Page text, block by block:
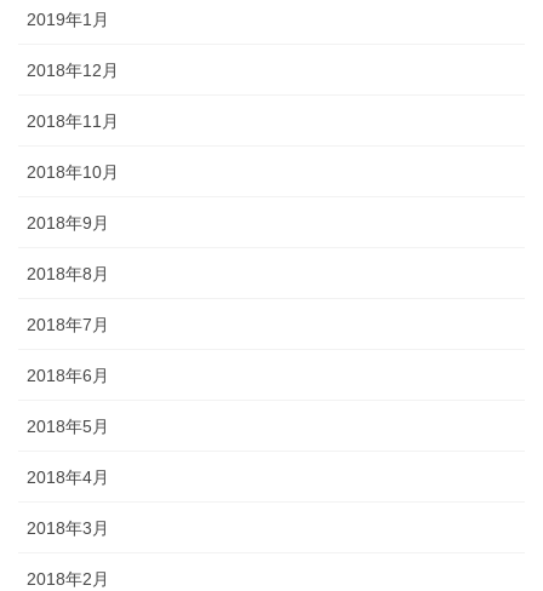
2019年1月
2018年12月
2018年11月
2018年10月
2018年9月
2018年8月
2018年7月
2018年6月
2018年5月
2018年4月
2018年3月
2018年2月